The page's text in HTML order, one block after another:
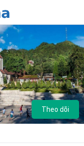
Theo dõi